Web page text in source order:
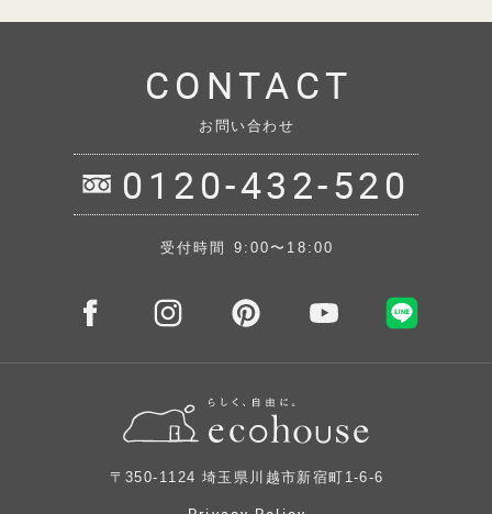
CONTACT
お問い合わせ
0120-432-520
受付時間 9:00〜18:00
〒350-1124 埼玉県川越市新宿町1-6-6